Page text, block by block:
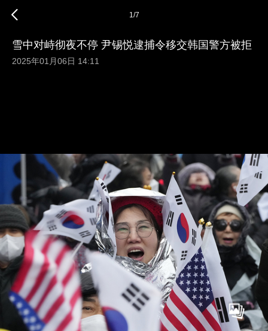
1/7
雪中对峙彻夜不停 尹锡悦逮捕令移交韩国警方被拒
2025年01月06日 14:11